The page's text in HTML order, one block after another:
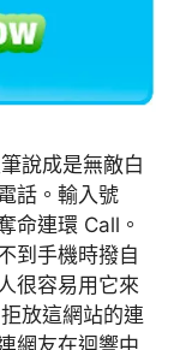
說成是無敵白
話。輸入號
命連環 Call。
到手機時撥自
很容易用它來
放這網站的連